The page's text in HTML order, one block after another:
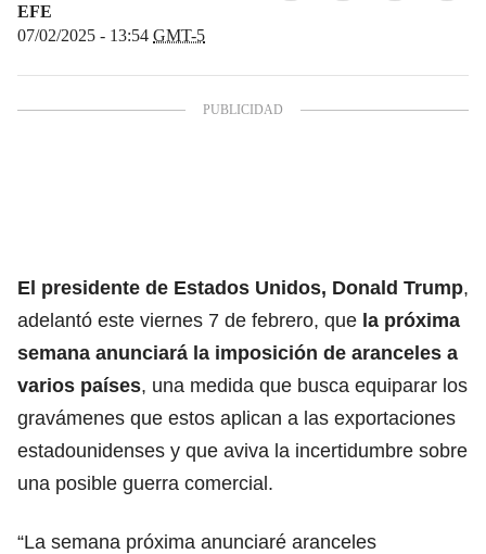
EFE
07/02/2025 - 13:54 GMT-5
El presidente de Estados Unidos, Donald Trump,
adelantó este viernes 7 de febrero, que la próxima
semana anunciará la imposición de aranceles a
varios países, una medida que busca equiparar los
gravámenes que estos aplican a las exportaciones
estadounidenses y que aviva la incertidumbre sobre
una posible guerra comercial.
“La semana próxima anunciaré aranceles